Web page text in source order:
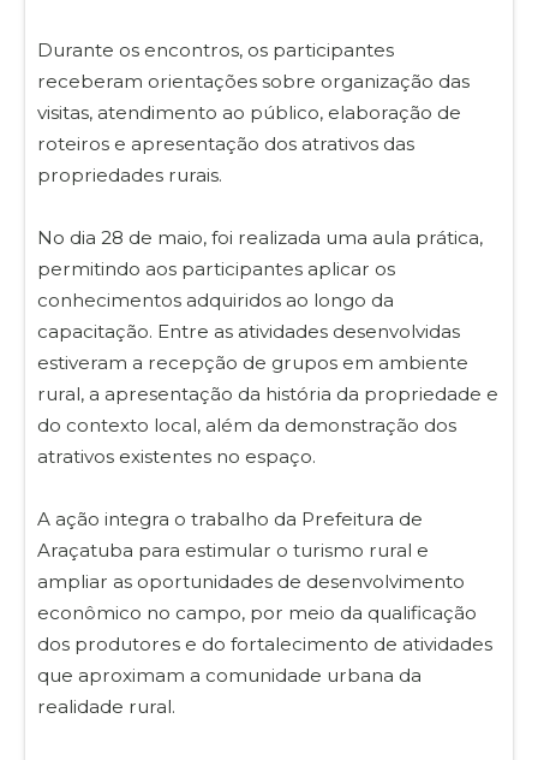
Durante os encontros, os participantes
receberam orientações sobre organização das
visitas, atendimento ao público, elaboração de
roteiros e apresentação dos atrativos das
propriedades rurais.
No dia 28 de maio, foi realizada uma aula prática,
permitindo aos participantes aplicar os
conhecimentos adquiridos ao longo da
capacitação. Entre as atividades desenvolvidas
estiveram a recepção de grupos em ambiente
rural, a apresentação da história da propriedade e
do contexto local, além da demonstração dos
atrativos existentes no espaço.
A ação integra o trabalho da Prefeitura de
Araçatuba para estimular o turismo rural e
ampliar as oportunidades de desenvolvimento
econômico no campo, por meio da qualificação
dos produtores e do fortalecimento de atividades
que aproximam a comunidade urbana da
realidade rural.